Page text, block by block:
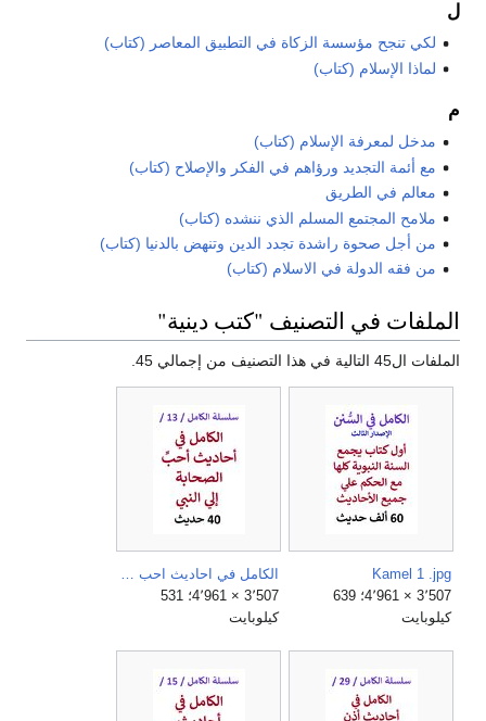
ل
لكي تنجح مؤسسة الزكاة في التطبيق المعاصر (كتاب)
لماذا الإسلام (كتاب)
م
مدخل لمعرفة الإسلام (كتاب)
مع أئمة التجديد ورؤاهم في الفكر والإصلاح (كتاب)
معالم في الطريق
ملامح المجتمع المسلم الذي ننشده (كتاب)
من أجل صحوة راشدة تجدد الدين وتنهض بالدنيا (كتاب)
من فقه الدولة في الاسلام (كتاب)
الملفات في التصنيف "كتب دينية"
الملفات ال45 التالية في هذا التصنيف من إجمالي 45.
Kamel 1 .jpg
3٬507 × 4٬961؛ 639
كيلوبايت
3٬507 × 4٬961؛ 531
كيلوبايت